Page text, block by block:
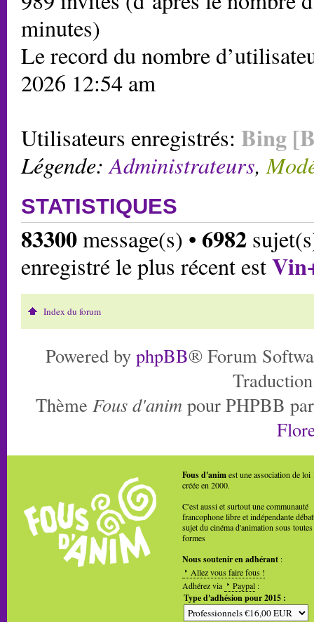
minutes)
Le record du nombre
2026 12:54 am
Utilisateurs enregistrés: Bing
Légende:Administrateurs,
STATISTIQUES
83300message(s) • 6982
enregistré le plus récent est
Index du forum
Powered by phpBB® Forum
Thème Fous d'anim pour PHPBB
Fous d'animest une association de loi
créée en 2000.
C'est aussi et surtout une communauté
francophone libre et indépendante
sujet du cinéma d'animation sous toutes
formes
Nous soutenir en adhérant :
Allez vous faire fous !
Adhérez via
Paypal :
Type d'adhésion pour 2015 :